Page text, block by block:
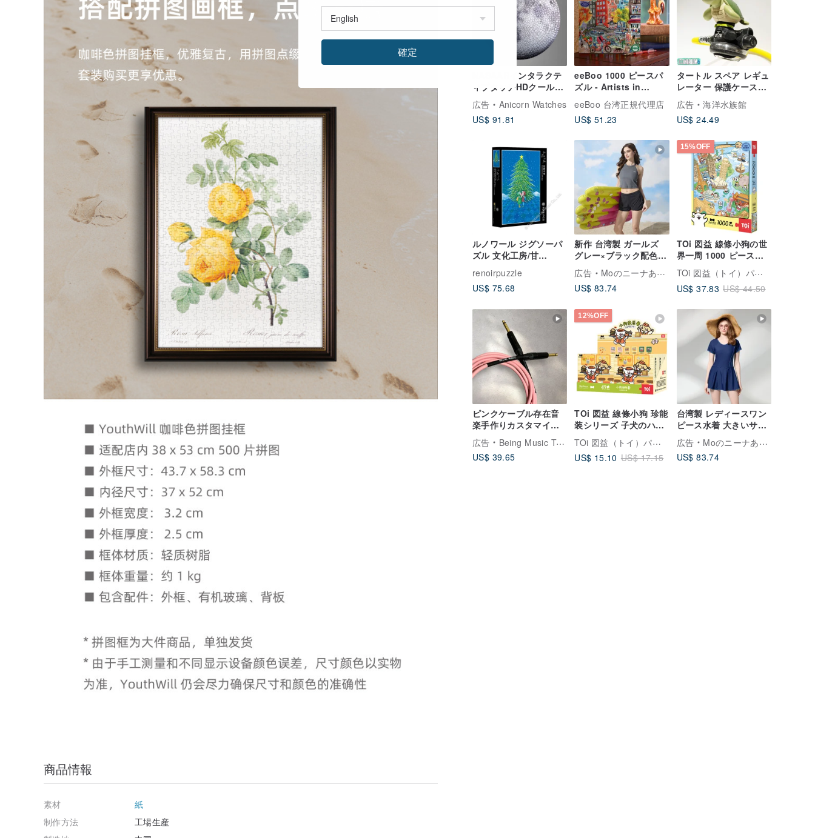
NASAARインタラクテ
ィブタッチHDクールシ
ルバームーンパズル
広告
Anicorn Watches
US$ 91.81
eeBoo 1000 ピースパ
ズル - Artists in
Amsterdam アムステ
ルダムの芸術家たち
eeBoo 台湾正規代理店
US$ 51.23
タートル スペア レギュ
レーター 保護ケース
(ダイビング)
広告
海洋水族館
US$ 24.49
ルノワール ジグソーパ
ズル 文化工房/甘
冬/1008パズル/遠近両
用/ジミー/シルバー
renoirpuzzle
US$ 75.68
新作 台湾製 ガールズ
グレー×ブラック配色
シャーリングショート
丈 ツーピース水着 デザ
インモデル
広告
Moのニーナあなたのスタイル
US$ 83.74
15%OFF
TOi 図益 線條小狗の世
界一周 1000 ピースブ
ルーカードパズル 癒し
のインテリア 創造的な
ギフト
TOi 図益（トイ）パズル旗艦店
US$ 37.83 US$ 44.50
ピンクケーブル存在音
楽手作りカスタマイズ
バンドギフト
広告
Being Music Taipei
US$ 39.65
12%OFF
TOi 図益 線條小狗 珍能
装シリーズ 子犬のハッ
ピーミール ブラインド
ボックスパズル 癒しの
美食フォトフレーム ギ
TOi 図益（トイ）パズル旗艦店
US$ 15.10 US$ 17.15
台湾製 レディースワン
ピース水着 大きいサイ
ズ～5L
広告
Moのニーナあなたのスタイル
US$ 83.74
商品情報
素材
紙
制作方法
工場生産
確定